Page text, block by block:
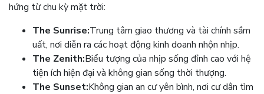
hứng từ chu kỳ mặt trời:
The Sunrise:Trung tâm giao thương và tài chính sầm
uất, nơi diễn ra các hoạt động kinh doanh nhộn nhịp.
The Zenith:Biểu tượng của nhịp sống đỉnh cao với hệ
tiện ích hiện đại và không gian sống thời thượng.
The Sunset:Không gian an cư yên bình, nơi cư dân tìm